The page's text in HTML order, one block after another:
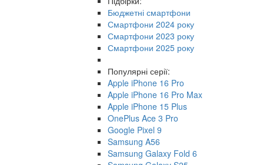
Бюджетні смартфони
Смартфони 2024 року
Смартфони 2023 року
Смартфони 2025 року
Популярні серії:
Apple iPhone 16 Pro
Apple iPhone 16 Pro Max
Apple iPhone 15 Plus
OnePlus Ace 3 Pro
Google Pixel 9
Samsung A56
Samsung Galaxy Fold 6